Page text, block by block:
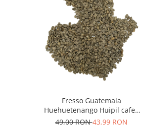
Fresso Guatemala
Huehuetenango Huipil cafea
boabe verde de origine 250g
49,00 RON43,99 RON